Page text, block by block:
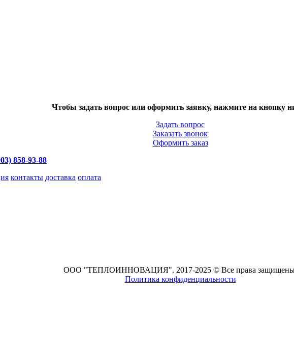
Чтобы задать вопрос или оформить заявку, нажмите на кнопку
Задать вопрос
Заказать звонок
Оформить заказ
858-93-88
контакты доставка оплата
ООО "ТЕПЛОИННОВАЦИЯ". 2017-2025 © Все права
Политика конфиденциальности